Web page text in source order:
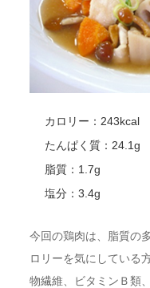
カロリー：243kcal
たんぱく質：24.1g
脂質：1.7g
塩分：3.4g
今回の鶏肉は、脂質の
ロリーを気にしている
物繊維、ビタミンＢ類